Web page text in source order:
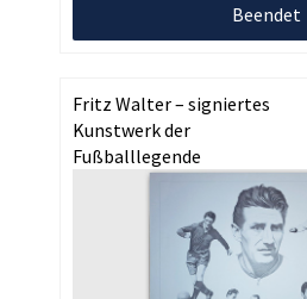
Beendet
Fritz Walter – signiertes
Kunstwerk der
Fußballlegende